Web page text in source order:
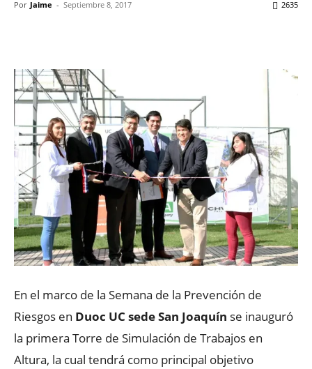
Por Jaime - Septiembre 8, 2017 2635
En el marco de la Semana de la Prevención de
Riesgos en Duoc UC sede San Joaquín se inauguró
la primera Torre de Simulación de Trabajos en
Altura, la cual tendrá como principal objetivo